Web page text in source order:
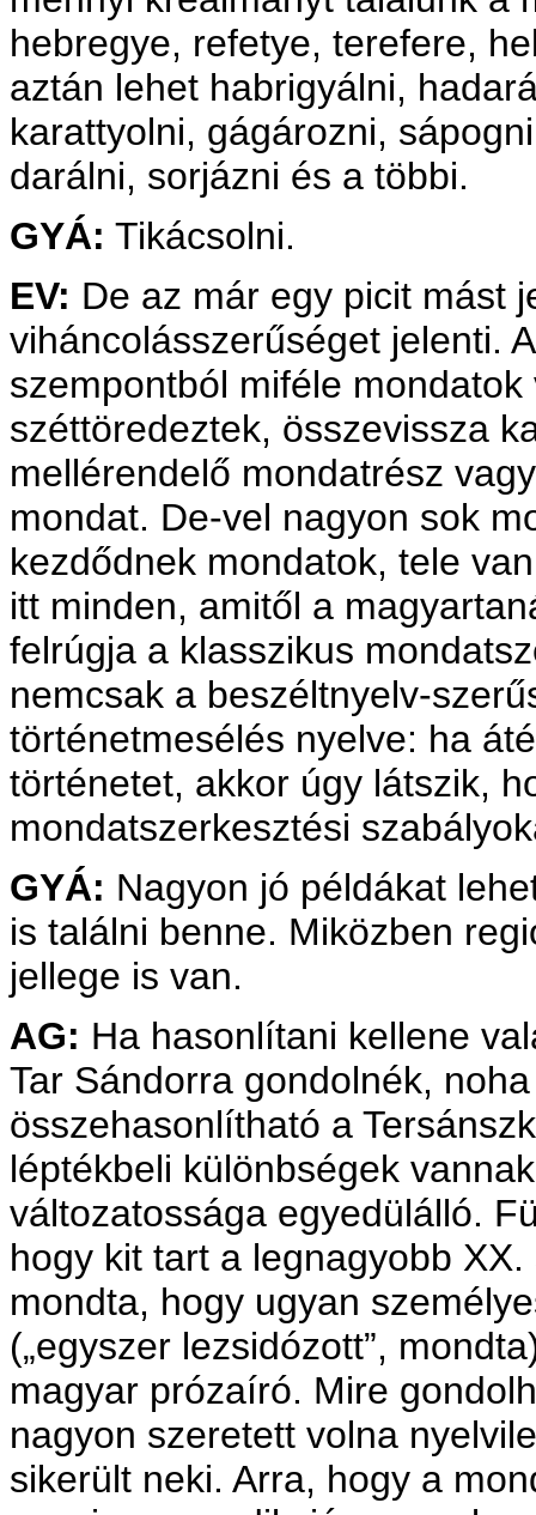
hebregye, refetye, terefere,
aztán lehet habrigyálni,
karattyolni, gágározni,
darálni, sorjázni és a többi.
GYÁ: Tikácsolni.
EV: De az már egy picit mást
viháncolásszerűséget jelenti.
szempontból miféle
széttöredeztek, összevissza
mellérendelő mondatrész
mondat. De-vel nagyon sok
kezdődnek mondatok, tele
itt minden, amitől a
felrúgja a klasszikus
nemcsak a beszéltnyelv-
történetmesélés nyelve: ha
történetet, akkor úgy látszik,
mondatszerkesztési
GYÁ: Nagyon jó példákat
is találni benne. Miközben
jellege is van.
AG: Ha hasonlítani kellene
Tar Sándorra gondolnék,
összehasonlítható a
léptékbeli különbségek
változatossága egyedülálló.
hogy kit tart a legnagyobb
mondta, hogy ugyan
(„egyszer lezsidózott”,
magyar prózaíró. Mire
nagyon szeretett volna
sikerült neki. Arra, hogy a